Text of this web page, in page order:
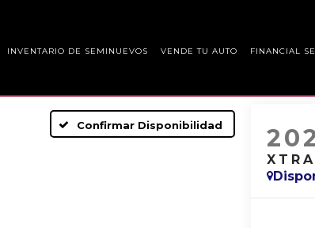
INVENTARIO DE SEMINUEVOS VENDE TU AUTO FINANCIAL
Confirmar Disponibilidad